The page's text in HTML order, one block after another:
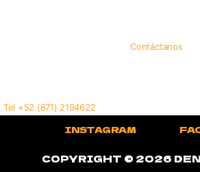
Contáctanos
Tel +52 (871) 2194622
INSTAGRAM
COPYRIGHT © 2026